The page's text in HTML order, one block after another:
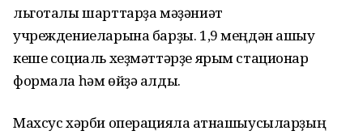
льготалы шарттарҙа мәҙәниәт
учреждениеларына барҙы. 1,9 меңдән ашыу
кеше социаль хеҙмәттәрҙе ярым стационар
формала һәм өйҙә алды.
Махсус хәрби операцияла ҡатнашыусыларҙың